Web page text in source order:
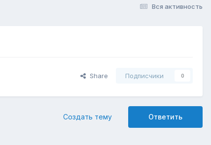
Вся активность
Share Подписчики 0
Ответить
Создать тему